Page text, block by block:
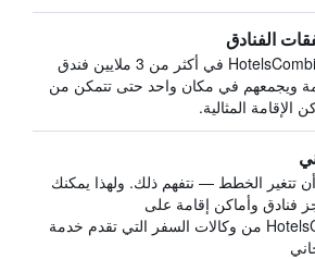
الفنادق
يبحث HotelsCombined في أكثر من 3 ملايين فندق
ويجمعهم في مكان واحد حتى تتمكن من
الإقامة المثالية.
تتغير الخطط — نتفهم ذلك. ولهذا يمكنك
فنادق وأماكن إقامة على
HotelsCombined من وكالات السفر التي تقدم خدمة